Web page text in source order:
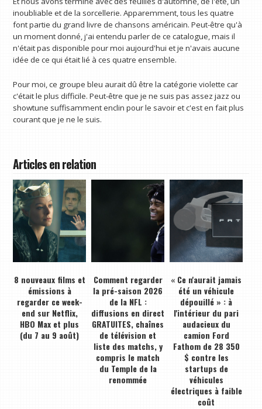
inoubliable et de la sorcellerie. Apparemment, tous les quatre
font partie du grand livre de chansons américain. Peut-être qu'à
un moment donné, j'ai entendu parler de ce catalogue, mais il
n'était pas disponible pour moi aujourd'hui et je n'avais aucune
idée de ce qui était lié à ces quatre ensemble.
Pour moi, ce groupe bleu aurait dû être la catégorie violette car
c'était le plus difficile. Peut-être que je ne suis pas assez jazz ou
showtune suffisamment enclin pour le savoir et c'est en fait plus
courant que je ne le suis.
Articles en relation
8 nouveaux films et
émissions à
regarder ce week-
end sur Netflix,
HBO Max et plus
(du 7 au 9 août)
Comment regarder
la pré-saison 2026
de la NFL :
diffusions en direct
GRATUITES, chaînes
de télévision et
liste des matchs, y
compris le match
du Temple de la
renommée
« Ce n'aurait jamais
été un véhicule
dépouillé » : à
l'intérieur du pari
audacieux du
camion Ford
Fathom de 28 350
$ contre les
startups de
véhicules
électriques à faible
coût